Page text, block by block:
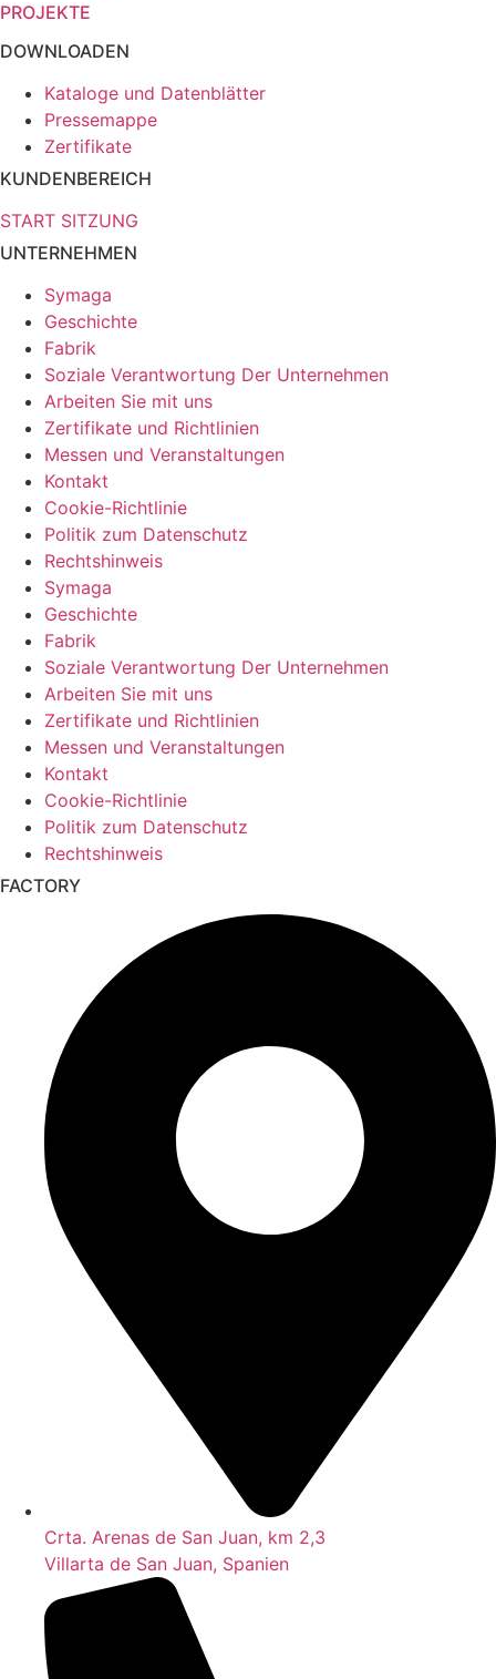
PROJEKTE
DOWNLOADEN
Kataloge und Datenblätter
Pressemappe
Zertifikate
KUNDENBEREICH
START SITZUNG
UNTERNEHMEN
Symaga
Geschichte
Fabrik
Soziale Verantwortung Der Unternehmen
Arbeiten Sie mit uns
Zertifikate und Richtlinien
Messen und Veranstaltungen
Kontakt
Cookie-Richtlinie
Politik zum Datenschutz
Rechtshinweis
Symaga
Geschichte
Fabrik
Soziale Verantwortung Der Unternehmen
Arbeiten Sie mit uns
Zertifikate und Richtlinien
Messen und Veranstaltungen
Kontakt
Cookie-Richtlinie
Politik zum Datenschutz
Rechtshinweis
FACTORY
Crta. Arenas de San Juan, km 2,3
Villarta de San Juan, Spanien